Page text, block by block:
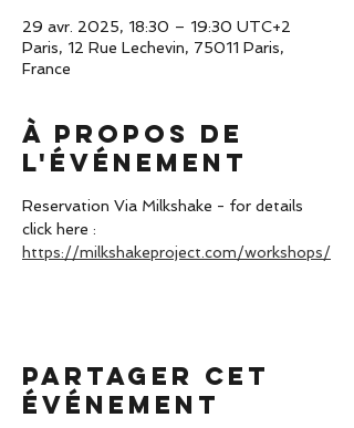
29 avr. 2025, 18:30 – 19:30 UTC+2
Paris, 12 Rue Lechevin, 75011 Paris,
France
À propos de
l'événement
Reservation Via Milkshake - for details
click here :
https://milkshakeproject.com/workshops/
Partager cet
événement